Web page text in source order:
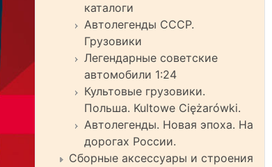
каталоги
Автолегенды СССР.
Грузовики
Легендарные советские
автомобили 1:24
Культовые грузовики.
Польша. Kultowe Ciężarówki.
Автолегенды. Новая эпоха. На
дорогах России.
Сборные аксессуары и строения